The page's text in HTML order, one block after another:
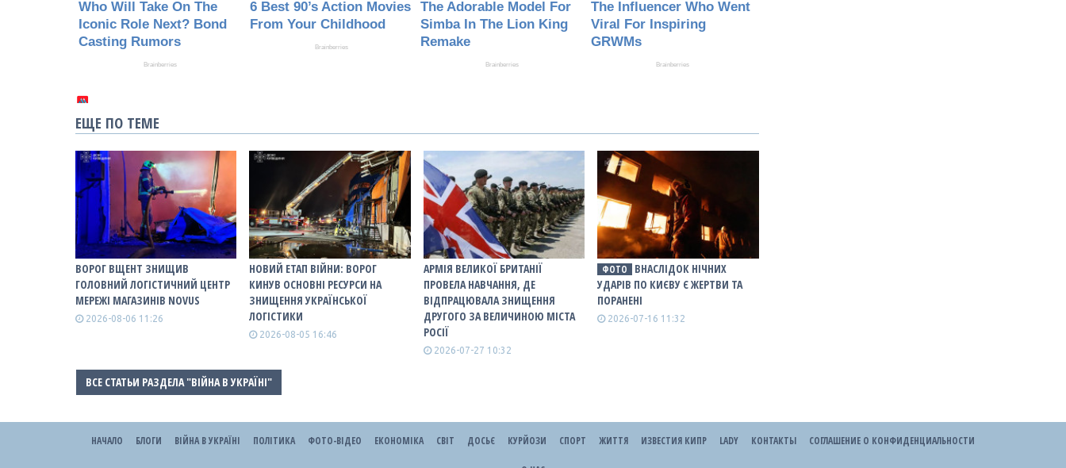
ЕЩЕ ПО ТЕМЕ
ВОРОГ ВЩЕНТ ЗНИЩИВ
ГОЛОВНИЙ ЛОГІСТИЧНИЙ ЦЕНТР
МЕРЕЖІ МАГАЗИНІВ NOVUS
2026-08-06 11:26
НОВИЙ ЕТАП ВІЙНИ: ВОРОГ
КИНУВ ОСНОВНІ РЕСУРСИ НА
ЗНИЩЕННЯ УКРАЇНСЬКОЇ
ЛОГІСТИКИ
2026-08-05 16:46
АРМІЯ ВЕЛИКОЇ БРИТАНІЇ
ПРОВЕЛА НАВЧАННЯ, ДЕ
ВІДПРАЦЮВАЛА ЗНИЩЕННЯ
ДРУГОГО ЗА ВЕЛИЧИНОЮ МІСТА
РОСІЇ
2026-07-27 10:32
ФОТО
ВНАСЛІДОК НІЧНИХ
УДАРІВ ПО КИЄВУ Є ЖЕРТВИ ТА
ПОРАНЕНІ
2026-07-16 11:32
ВСЕ СТАТЬИ РАЗДЕЛА "ВІЙНА В УКРАЇНІ"
НАЧАЛО БЛОГИ ВІЙНА В УКРАЇНІ ПОЛІТИКА ФОТО-ВІДЕО ЕКОНОМІКА СВІТ ДОСЬЄ КУРЙОЗИ СПОРТ ЖИТТЯ ИЗВЕСТИЯ КИПР LADY КОНТАКТЫ СОГЛАШЕНИЕ О КОНФИДЕНЦИАЛЬНОСТИ